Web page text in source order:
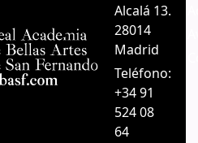
Alcalá 13.
28014
Madrid
Teléfono:
+34 91
524 08
64